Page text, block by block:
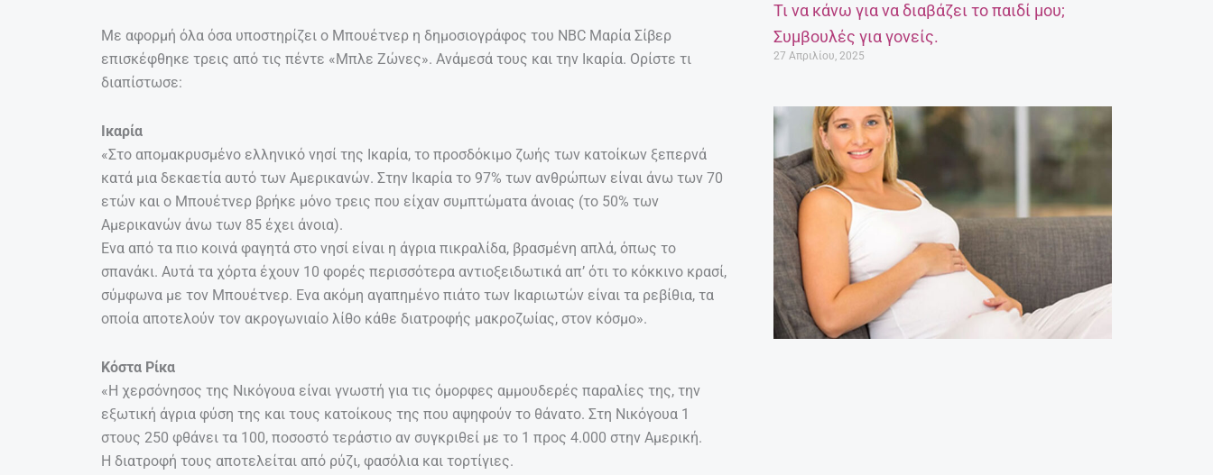
Με αφορμή όλα όσα υποστηρίζει ο Μπουέτνερ η δημοσιογράφος του NBC Μαρία Σίβερ
επισκέφθηκε τρεις από τις πέντε «Μπλε Ζώνες». Ανάμεσά τους και την Ικαρία. Ορίστε τι
διαπίστωσε:
Ικαρία
«Στο απομακρυσμένο ελληνικό νησί της Ικαρία, το προσδόκιμο ζωής των κατοίκων ξεπερνά
κατά μια δεκαετία αυτό των Αμερικανών. Στην Ικαρία το 97% των ανθρώπων είναι άνω των 70
ετών και ο Μπουέτνερ βρήκε μόνο τρεις που είχαν συμπτώματα άνοιας (το 50% των
Αμερικανών άνω των 85 έχει άνοια).
Ενα από τα πιο κοινά φαγητά στο νησί είναι η άγρια πικραλίδα, βρασμένη απλά, όπως το
σπανάκι. Αυτά τα χόρτα έχουν 10 φορές περισσότερα αντιοξειδωτικά απ’ ότι το κόκκινο κρασί,
σύμφωνα με τον Μπουέτνερ. Ενα ακόμη αγαπημένο πιάτο των Ικαριωτών είναι τα ρεβίθια, τα
οποία αποτελούν τον ακρογωνιαίο λίθο κάθε διατροφής μακροζωίας, στον κόσμο».
Κόστα Ρίκα
«Η χερσόνησος της Νικόγουα είναι γνωστή για τις όμορφες αμμουδερές παραλίες της, την
εξωτική άγρια φύση της και τους κατοίκους της που αψηφούν το θάνατο. Στη Νικόγουα 1
στους 250 φθάνει τα 100, ποσοστό τεράστιο αν συγκριθεί με το 1 προς 4.000 στην Αμερική.
Η διατροφή τους αποτελείται από ρύζι, φασόλια και τορτίγιες.
Τι να κάνω για να διαβάζει το παιδί μου;
Συμβουλές για γονείς.
27 Απριλίου, 2025